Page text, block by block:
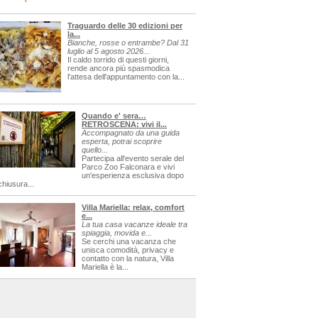
Traguardo delle 30 edizioni per
la...
Bianche, rosse o entrambe? Dal 31
luglio al 5 agosto 2026...
Il caldo torrido di questi giorni,
rende ancora più spasmodica
l'attesa dell'appuntamento con la...
Quando e' sera…
RETROSCENA: vivi il...
Accompagnato da una guida
esperta, potrai scoprire
quello...
Partecipa all'evento serale del
Parco Zoo Falconara e vivi
un'esperienza esclusiva dopo
Villa Mariella: relax, comfort
e...
La tua casa vacanze ideale tra
spiaggia, movida e...
Se cerchi una vacanza che
unisca comodità, privacy e
contatto con la natura, Villa
Mariella è la...